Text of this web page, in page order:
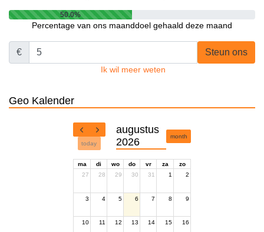
50.0%
Percentage van ons maanddoel gehaald deze maand
€ Steun ons
Ik wil meer weten
Geo Kalender
today
augustus
2026
month
ma di wo do vr za
zo
27
28 29 30 31 1 2
3 4 5 6 7 8 9
10 11 12 13 14 15 16